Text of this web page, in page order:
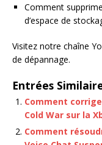
Comment
d’espace de
Visitez notre chaîne
de dépannage.
Entrées
Comment
Cold War sur la
Comment